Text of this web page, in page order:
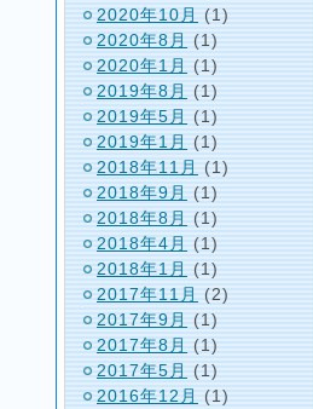
2020年10月
(1)
2020年8月 (1)
2020年1月 (1)
2019年8月
(1)
2019年5月
(1)
2019年1月 (1)
2018年11月 (1)
2018年9月
(1)
2018年8月
(1)
2018年4月 (1)
2018年1月 (1)
2017年11月
(2)
2017年9月
(1)
2017年8月 (1)
2017年5月 (1)
2016年12月
(1)